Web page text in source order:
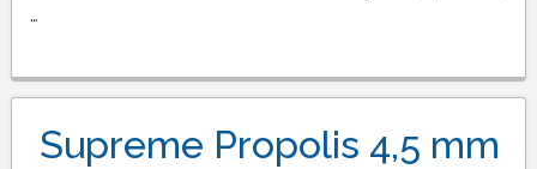
…
Supreme Propolis 4,5 mm